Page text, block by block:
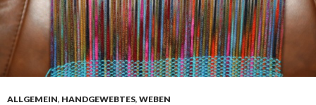
ALLGEMEIN, HANDGEWEBTES, WEBEN